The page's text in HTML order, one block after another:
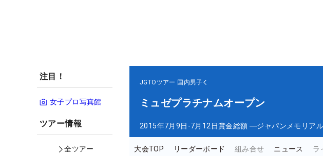
注目！
女子プロ写真館
ツアー情報
全ツアー
JGTOツアー 国内男子
ミュゼプラチナムオープン
2015年7月9日-7月12日賞金総額 ―ジャパンメモリア
大会TOP リーダーボード 組み合せ ニュース ラ